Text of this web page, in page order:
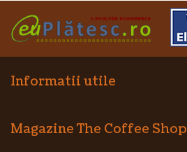
Informatii utile
Magazine The Coffee Shop